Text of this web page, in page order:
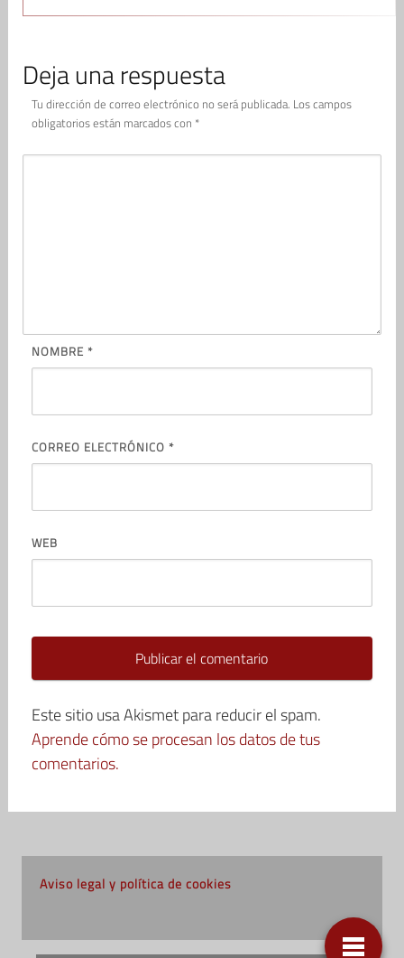
Deja una respuesta
Tu dirección de correo electrónico no será publicada. Los campos
obligatorios están marcados con *
NOMBRE *
CORREO ELECTRÓNICO *
WEB
Este sitio usa Akismet para reducir el spam.
Aprende cómo se procesan los datos de tus
comentarios.
Aviso legal y política de cookies